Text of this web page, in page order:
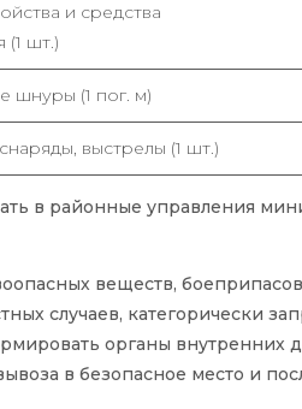
и средства
(1 шт.)
шнуры (1 пог. м)
выстрелы (1 шт.)
в районные управления
веществ,
случаев, категорически
органы внутренних
в безопасное место и